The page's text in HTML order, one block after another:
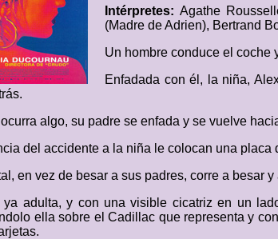
Intérpretes: Agathe
(Madre de Adrien), Bertrand
Un hombre conduce el coche
Enfadada con él, la niña,
algo, su padre se enfada y se vuelve
del accidente a la niña le colocan una placa
en vez de besar a sus padres, corre a besar y
ya adulta, y con una visible cicatriz en un
ella sobre el Cadillac que representa y